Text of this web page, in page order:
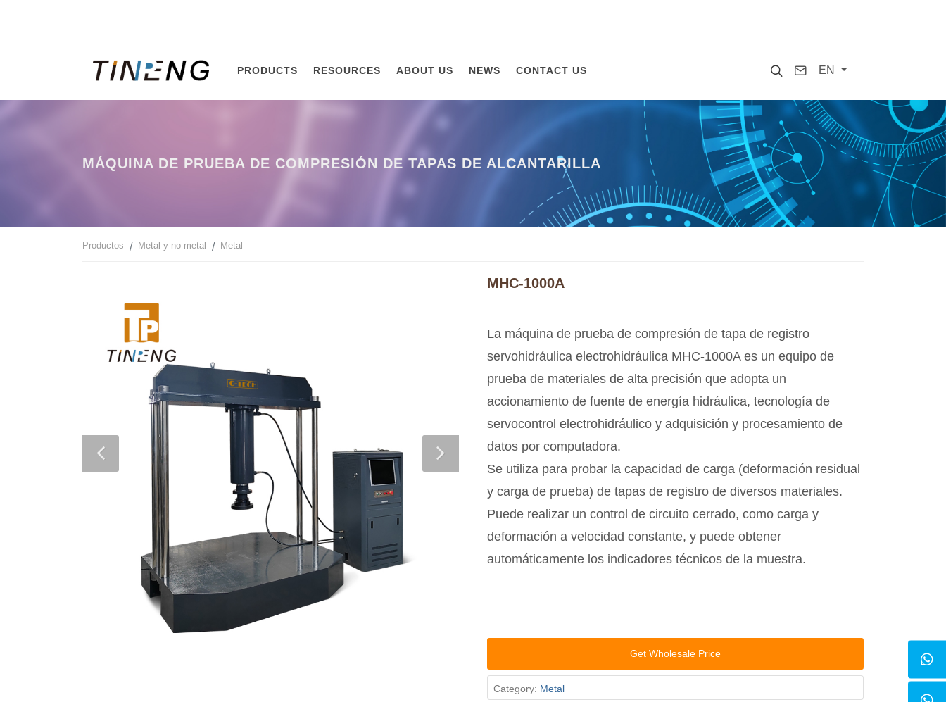
SearchContact
EN
PRODUCTS RESOURCES ABOUT US NEWS CONTACT US
MÁQUINA DE PRUEBA DE COMPRESIÓN DE TAPAS DE ALCANTARILLA
Productos Metal y no metal Metal
MHC-1000A
La máquina de prueba de compresión de tapa de registro
servohidráulica electrohidráulica MHC-1000A es un equipo de
prueba de materiales de alta precisión que adopta un
accionamiento de fuente de energía hidráulica, tecnología de
servocontrol electrohidráulico y adquisición y procesamiento de
datos por computadora.
Se utiliza para probar la capacidad de carga (deformación residual
y carga de prueba) de tapas de registro de diversos materiales.
Puede realizar un control de circuito cerrado, como carga y
deformación a velocidad constante, y puede obtener
automáticamente los indicadores técnicos de la muestra.
Get Wholesale Price
Category: Metal